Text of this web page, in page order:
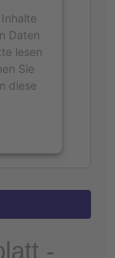
Daten
lesen
Sie
diese
-